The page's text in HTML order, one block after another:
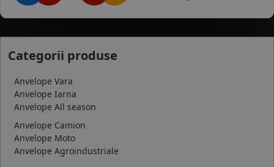
Categorii produse
Anvelope Vara
Anvelope Iarna
Anvelope All season
Anvelope Camion
Anvelope Moto
Anvelope Agroindustriale